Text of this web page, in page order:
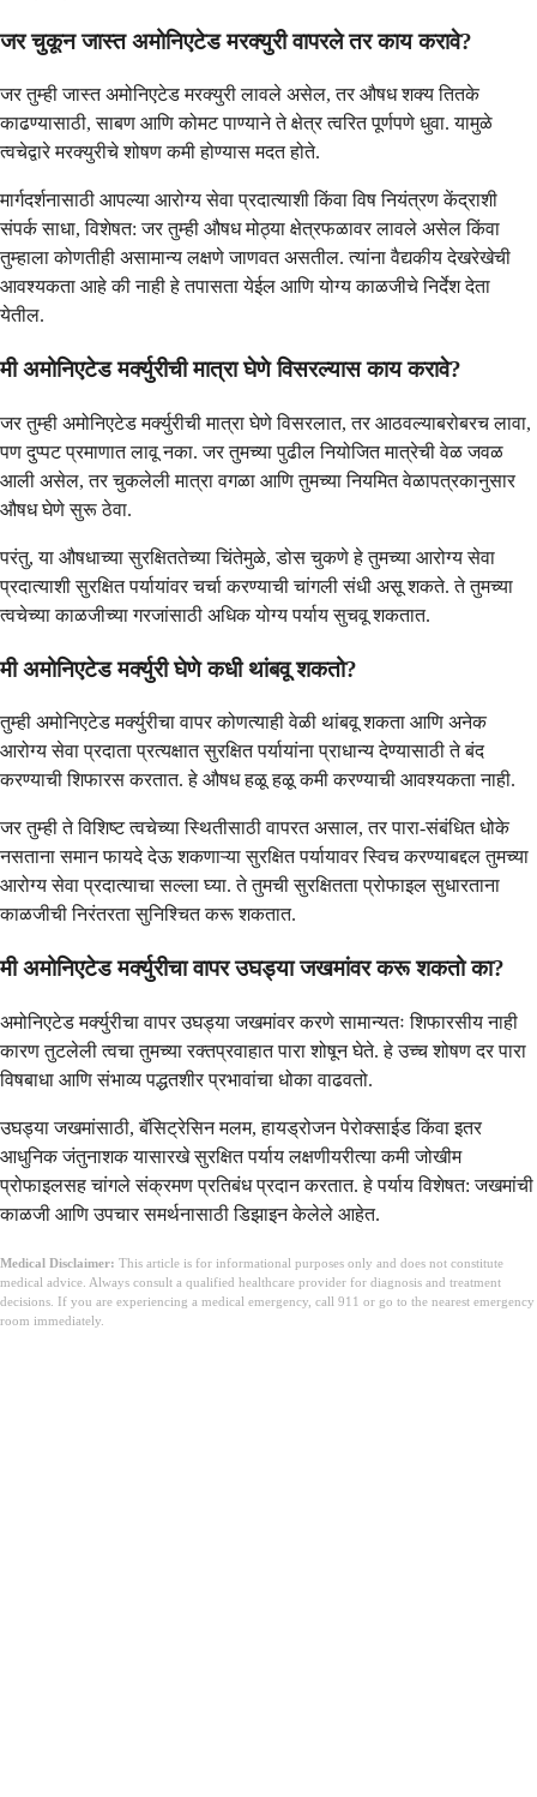
जर चुकून जास्त अमोनिएटेड मरक्युरी वापरले तर काय करावे?
जर तुम्ही जास्त अमोनिएटेड मरक्युरी लावले असेल, तर औषध शक्य तितके
काढण्यासाठी, साबण आणि कोमट पाण्याने ते क्षेत्र त्वरित पूर्णपणे धुवा. यामुळे
त्वचेद्वारे मरक्युरीचे शोषण कमी होण्यास मदत होते.
मार्गदर्शनासाठी आपल्या आरोग्य सेवा प्रदात्याशी किंवा विष नियंत्रण केंद्राशी
संपर्क साधा, विशेषत: जर तुम्ही औषध मोठ्या क्षेत्रफळावर लावले असेल किंवा
तुम्हाला कोणतीही असामान्य लक्षणे जाणवत असतील. त्यांना वैद्यकीय देखरेखेची
आवश्यकता आहे की नाही हे तपासता येईल आणि योग्य काळजीचे निर्देश देता
येतील.
मी अमोनिएटेड मर्क्युरीची मात्रा घेणे विसरल्यास काय करावे?
जर तुम्ही अमोनिएटेड मर्क्युरीची मात्रा घेणे विसरलात, तर आठवल्याबरोबरच लावा,
पण दुप्पट प्रमाणात लावू नका. जर तुमच्या पुढील नियोजित मात्रेची वेळ जवळ
आली असेल, तर चुकलेली मात्रा वगळा आणि तुमच्या नियमित वेळापत्रकानुसार
औषध घेणे सुरू ठेवा.
परंतु, या औषधाच्या सुरक्षिततेच्या चिंतेमुळे, डोस चुकणे हे तुमच्या आरोग्य सेवा
प्रदात्याशी सुरक्षित पर्यायांवर चर्चा करण्याची चांगली संधी असू शकते. ते तुमच्या
त्वचेच्या काळजीच्या गरजांसाठी अधिक योग्य पर्याय सुचवू शकतात.
मी अमोनिएटेड मर्क्युरी घेणे कधी थांबवू शकतो?
तुम्ही अमोनिएटेड मर्क्युरीचा वापर कोणत्याही वेळी थांबवू शकता आणि अनेक
आरोग्य सेवा प्रदाता प्रत्यक्षात सुरक्षित पर्यायांना प्राधान्य देण्यासाठी ते बंद
करण्याची शिफारस करतात. हे औषध हळू हळू कमी करण्याची आवश्यकता नाही.
जर तुम्ही ते विशिष्ट त्वचेच्या स्थितीसाठी वापरत असाल, तर पारा-संबंधित धोके
नसताना समान फायदे देऊ शकणाऱ्या सुरक्षित पर्यायावर स्विच करण्याबद्दल तुमच्या
आरोग्य सेवा प्रदात्याचा सल्ला घ्या. ते तुमची सुरक्षितता प्रोफाइल सुधारताना
काळजीची निरंतरता सुनिश्चित करू शकतात.
मी अमोनिएटेड मर्क्युरीचा वापर उघड्या जखमांवर करू शकतो का?
अमोनिएटेड मर्क्युरीचा वापर उघड्या जखमांवर करणे सामान्यतः शिफारसीय नाही
कारण तुटलेली त्वचा तुमच्या रक्तप्रवाहात पारा शोषून घेते. हे उच्च शोषण दर पारा
विषबाधा आणि संभाव्य पद्धतशीर प्रभावांचा धोका वाढवतो.
उघड्या जखमांसाठी, बॅसिट्रेसिन मलम, हायड्रोजन पेरोक्साईड किंवा इतर
आधुनिक जंतुनाशक यासारखे सुरक्षित पर्याय लक्षणीयरीत्या कमी जोखीम
प्रोफाइलसह चांगले संक्रमण प्रतिबंध प्रदान करतात. हे पर्याय विशेषत: जखमांची
काळजी आणि उपचार समर्थनासाठी डिझाइन केलेले आहेत.
Medical Disclaimer: This article is for informational purposes only and does not constitute
medical advice. Always consult a qualified healthcare provider for diagnosis and treatment
decisions. If you are experiencing a medical emergency, call 911 or go to the nearest emergency
room immediately.